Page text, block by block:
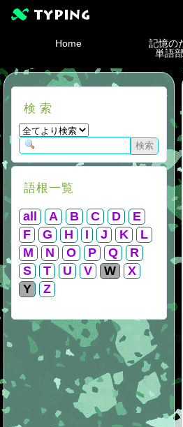
Home
記憶の
単語
検 索
語根一覧
all A B C D
E
F
G H I J K
L
M
N O P Q
R
S
T U V W
X
Y
Z